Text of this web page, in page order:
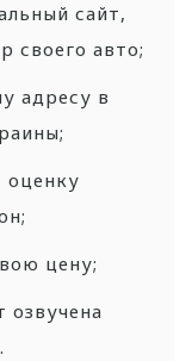
сайт,
своего авто;
адресу в
оценку
цену;
озвучена